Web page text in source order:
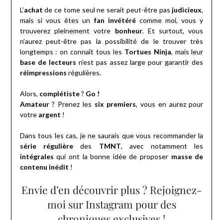
L’achat de ce tome seul ne serait peut-être pas judicieux,
mais si vous êtes un fan invétérécomme moi, vous y
trouverez pleinement votre bonheur. Et surtout, vous
n’aurez peut-être pas la possibilité de le trouver très
longtemps : on connaît tous les Tortues Ninja, mais leur
base de lecteurs n’est pas assez large pour garantir des
réimpressions régulières.
Alors, complétiste? Go !
Amateur? Prenez les six premiers, vous en aurez pour
votre argent !
Dans tous les cas, je ne saurais que vous recommander la
série régulièredes TMNT, avec notamment les
intégrales qui ont la bonne idée de proposer masse de
contenu inédit !
Envie d’en découvrir plus ? Rejoignez-
moi sur Instagram pour des